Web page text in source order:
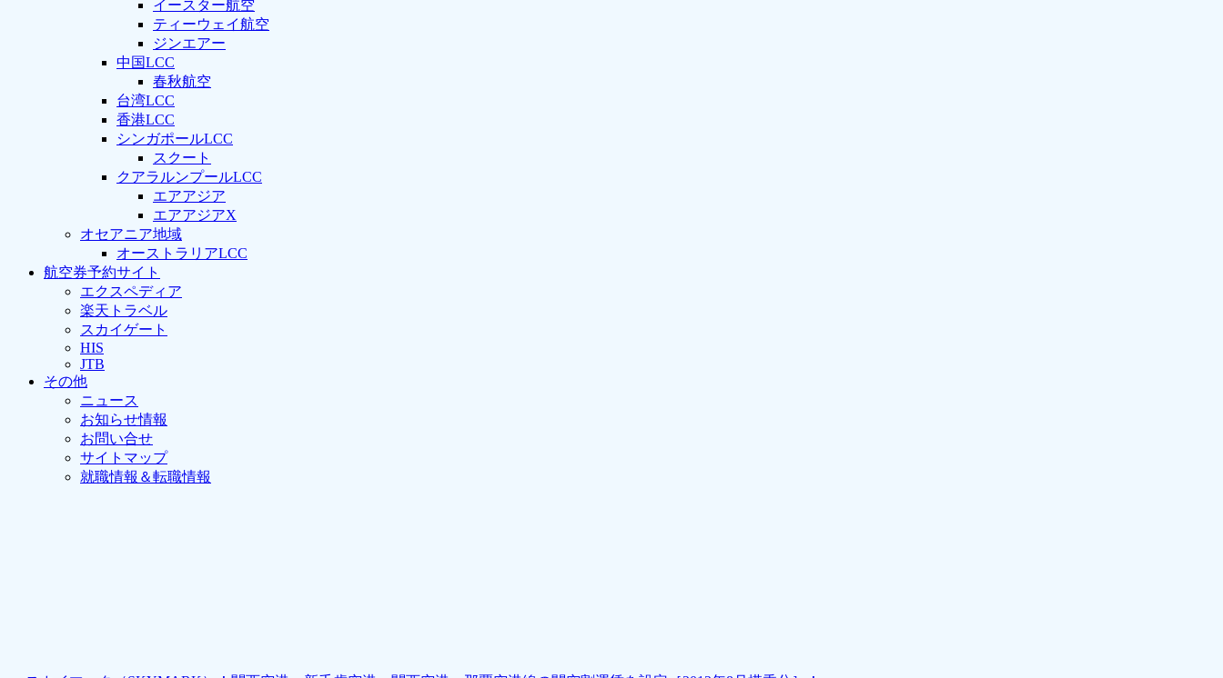
イースター航空
ティーウェイ航空
ジンエアー
中国LCC
春秋航空
台湾LCC
香港LCC
シンガポールLCC
スクート
クアラルンプールLCC
エアアジア
エアアジアX
オセアニア地域
オーストラリアLCC
航空券予約サイト
エクスペディア
楽天トラベル
スカイゲート
HIS
JTB
その他
ニュース
お知らせ情報
お問い合せ
サイトマップ
就職情報＆転職情報